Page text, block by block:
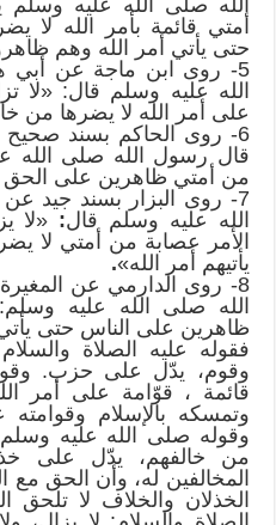
أمتي قائمة بأمر الله لا
حتى يأتي أمر الله وهم
5- روى ابن ماجة عن أبي
الله عليه وسلم قال: «لا
على أمر الله لا يضرها من
6- روى الحاكم بسند
قال رسول الله صلى الله
من أمتي ظاهرين على الحق
7- روى البزار بسند جيد
الله عليه وسلم قال: «لا
الأمر عصابة من أمتي لا
يأتيهم أمر الله».
8- روى الدارمي عن
الله صلى الله عليه
ظاهرين على الناس حتى
فقوله عليه الصلاة
وقوم، يدّل على حزب.
قائمة ، قوّامة على أمر
وتمسكه بالإسلام
وقوله صلى الله عليه
من خالفهم، يدّل على
المخالفين له، وأن الحق
الخذلان والخلاف لا تلحق